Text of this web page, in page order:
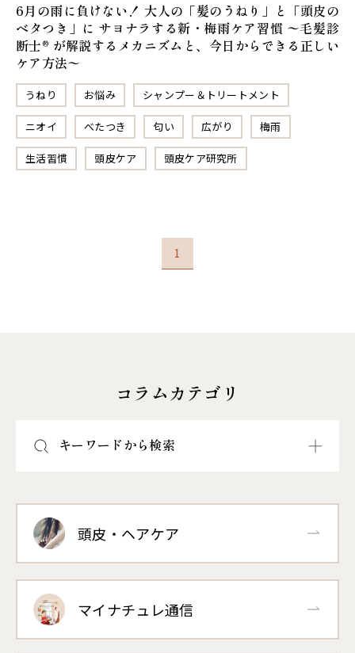
6月の雨に負けない！ 大人の「髪のうねり」と「頭皮の
ベタつき」に サヨナラする新・梅雨ケア習慣 〜毛髪診
断士®︎ が解説するメカニズムと、今日からできる正しい
ケア方法〜
うねり お悩み シャンプー＆トリートメント
ニオイ べたつき 匂い 広がり 梅雨
生活習慣 頭皮ケア 頭皮ケア研究所
1
コラムカテゴリ
キーワードから検索
頭皮・ヘアケア
マイナチュレ通信